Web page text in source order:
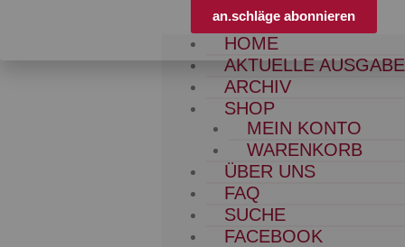
HOME
AKTUELLE AUSGABE
ARCHIV
SHOP
MEIN KONTO
WARENKORB
ÜBER UNS
FAQ
SUCHE
FACEBOOK
an.schläge abonnieren